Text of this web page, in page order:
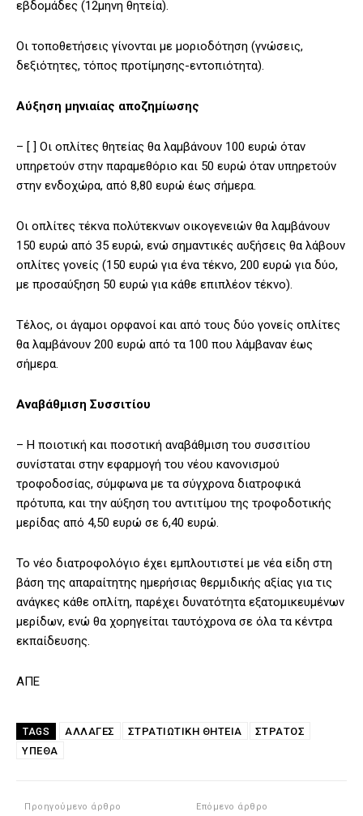
εβδομάδες (12μηνη θητεία).
Οι τοποθετήσεις γίνονται με μοριοδότηση (γνώσεις,
δεξιότητες, τόπος προτίμησης-εντοπιότητα).
Αύξηση μηνιαίας αποζημίωσης
– [ ] Οι οπλίτες θητείας θα λαμβάνουν 100 ευρώ όταν
υπηρετούν στην παραμεθόριο και 50 ευρώ όταν υπηρετούν
στην ενδοχώρα, από 8,80 ευρώ έως σήμερα.
Οι οπλίτες τέκνα πολύτεκνων οικογενειών θα λαμβάνουν
150 ευρώ από 35 ευρώ, ενώ σημαντικές αυξήσεις θα λάβουν
οπλίτες γονείς (150 ευρώ για ένα τέκνο, 200 ευρώ για δύο,
με προσαύξηση 50 ευρώ για κάθε επιπλέον τέκνο).
Τέλος, οι άγαμοι ορφανοί και από τους δύο γονείς οπλίτες
θα λαμβάνουν 200 ευρώ από τα 100 που λάμβαναν έως
σήμερα.
Αναβάθμιση Συσσιτίου
– Η ποιοτική και ποσοτική αναβάθμιση του συσσιτίου
συνίσταται στην εφαρμογή του νέου κανονισμού
τροφοδοσίας, σύμφωνα με τα σύγχρονα διατροφικά
πρότυπα, και την αύξηση του αντιτίμου της τροφοδοτικής
μερίδας από 4,50 ευρώ σε 6,40 ευρώ.
Το νέο διατροφολόγιο έχει εμπλουτιστεί με νέα είδη στη
βάση της απαραίτητης ημερήσιας θερμιδικής αξίας για τις
ανάγκες κάθε οπλίτη, παρέχει δυνατότητα εξατομικευμένων
μερίδων, ενώ θα χορηγείται ταυτόχρονα σε όλα τα κέντρα
εκπαίδευσης.
ΑΠΕ
TAGS ΑΛΛΑΓΕΣ ΣΤΡΑΤΙΩΤΙΚΉ ΘΗΤΕΊΑ
ΣΤΡΑΤΟΣ
ΥΠΕΘΑ
Προηγούμενο άρθρο Επόμενο άρθρο